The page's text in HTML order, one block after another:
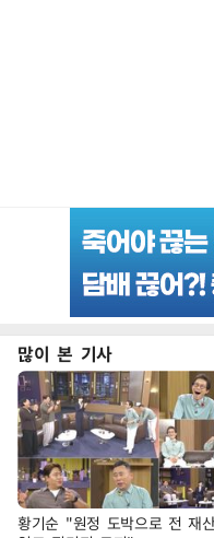
많이 본 기사
황기순 "원정 도박으로 전 재